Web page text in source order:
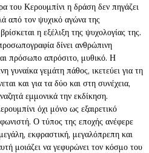
του Κερουμπίνι η δράση δεν πηγάζει
από τον ψυχικό αγώνα της
η εξέλιξη της ψυχολογίας της.
δίνει ανθρώπινη
πρόσωπο απρόσιτο, μυθικό. Η
γυναίκα γεμάτη πάθος, ικετεύει για τη
και για τα δύο και στη συνέχεια,
εμμονικά την εκδίκηση.
όχι μόνο ως εξαιρετικό
Ο τύπος της εποχής ανέφερε
εκφραστική, μεγαλόπρεπη και
μοιάζει να γεφυρώνει τον κόσμο του